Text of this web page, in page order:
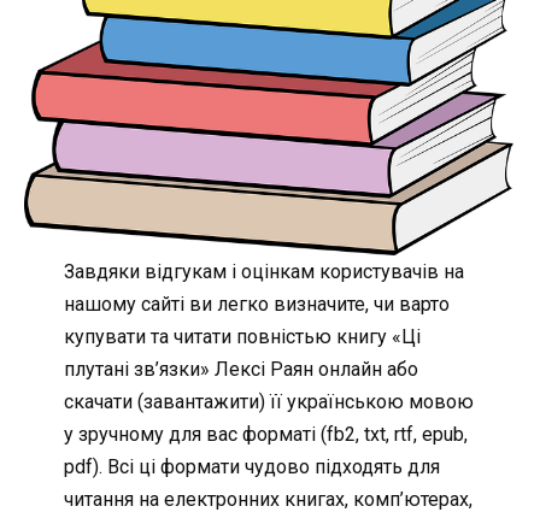
Завдяки відгукам і оцінкам користувачів на
нашому сайті ви легко визначите, чи варто
купувати та читати повністью книгу «Ці
плутані зв’язки» Лексі Раян онлайн або
скачати (завантажити) її українською мовою
у зручному для вас форматі (fb2, txt, rtf, epub,
pdf). Всі ці формати чудово підходять для
читання на електронних книгах, комп’ютерах,